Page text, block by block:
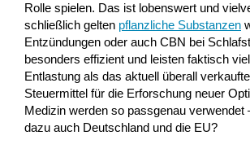
Rolle spielen. Das ist lobenswert und
schließlich gelten pflanzliche Substanzen
Entzündungen oder auch CBN bei
besonders effizient und leisten faktisch
Entlastung als das aktuell überall
Steuermittel für die Erforschung neuer
Medizin werden so passgenau verwendet
dazu auch Deutschland und die EU?